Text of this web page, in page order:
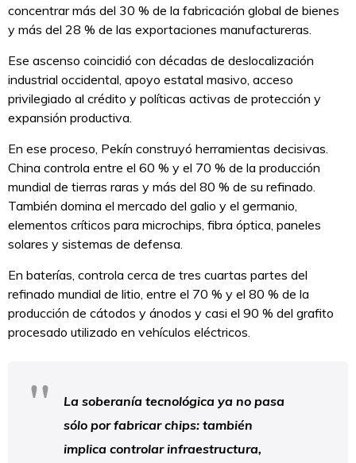
concentrar más del 30 % de la fabricación global de bienes
y más del 28 % de las exportaciones manufactureras.
Ese ascenso coincidió con décadas de deslocalización
industrial occidental, apoyo estatal masivo, acceso
privilegiado al crédito y políticas activas de protección y
expansión productiva.
En ese proceso, Pekín construyó herramientas decisivas.
China controla entre el 60 % y el 70 % de la producción
mundial de tierras raras y más del 80 % de su refinado.
También domina el mercado del galio y el germanio,
elementos críticos para microchips, fibra óptica, paneles
solares y sistemas de defensa.
En baterías, controla cerca de tres cuartas partes del
refinado mundial de litio, entre el 70 % y el 80 % de la
producción de cátodos y ánodos y casi el 90 % del grafito
procesado utilizado en vehículos eléctricos.
La soberanía tecnológica ya no pasa
sólo por fabricar chips: también
implica controlar infraestructura,